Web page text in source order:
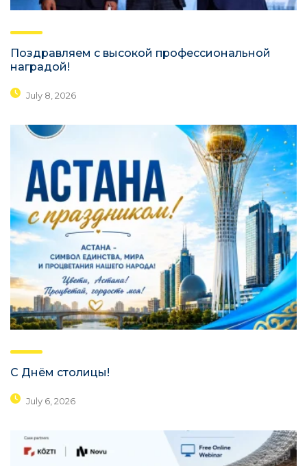
Поздравляем с высокой профессиональной
наградой!
July 8, 2026
С Днём столицы!
July 6, 2026